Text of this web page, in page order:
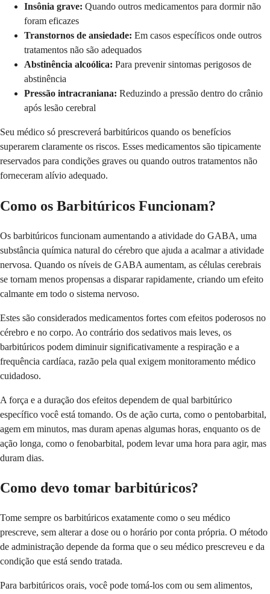
Insônia grave: Quando outros medicamentos para dormir não
foram eficazes
Transtornos de ansiedade: Em casos específicos onde outros
tratamentos não são adequados
Abstinência alcoólica: Para prevenir sintomas perigosos de
abstinência
Pressão intracraniana: Reduzindo a pressão dentro do crânio
após lesão cerebral
Seu médico só prescreverá barbitúricos quando os benefícios
superarem claramente os riscos. Esses medicamentos são tipicamente
reservados para condições graves ou quando outros tratamentos não
forneceram alívio adequado.
Como os Barbitúricos Funcionam?
Os barbitúricos funcionam aumentando a atividade do GABA, uma
substância química natural do cérebro que ajuda a acalmar a atividade
nervosa. Quando os níveis de GABA aumentam, as células cerebrais
se tornam menos propensas a disparar rapidamente, criando um efeito
calmante em todo o sistema nervoso.
Estes são considerados medicamentos fortes com efeitos poderosos no
cérebro e no corpo. Ao contrário dos sedativos mais leves, os
barbitúricos podem diminuir significativamente a respiração e a
frequência cardíaca, razão pela qual exigem monitoramento médico
cuidadoso.
A força e a duração dos efeitos dependem de qual barbitúrico
específico você está tomando. Os de ação curta, como o pentobarbital,
agem em minutos, mas duram apenas algumas horas, enquanto os de
ação longa, como o fenobarbital, podem levar uma hora para agir, mas
duram dias.
Como devo tomar barbitúricos?
Tome sempre os barbitúricos exatamente como o seu médico
prescreve, sem alterar a dose ou o horário por conta própria. O método
de administração depende da forma que o seu médico prescreveu e da
condição que está sendo tratada.
Para barbitúricos orais, você pode tomá-los com ou sem alimentos,